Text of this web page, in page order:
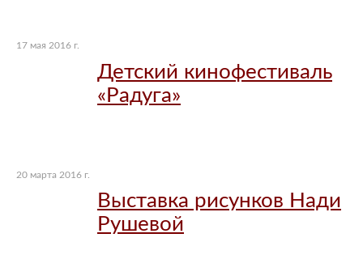
17 мая 2016 г.
Детский кинофестиваль
«Радуга»
20 марта 2016 г.
Выставка рисунков Нади
Рушевой